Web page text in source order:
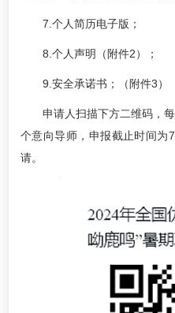
7.个人简历电子版；
8.个人声明（附件2）；
9.安全承诺书；（附件3）
申请人扫描下方二维码，
个意向导师，申报截止时间为
请。